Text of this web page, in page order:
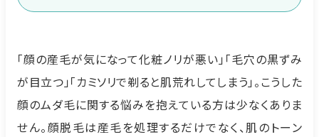
「顔の産毛が気になって化粧ノリが悪い」「毛穴の黒ずみ
が目立つ」「カミソリで剃ると肌荒れしてしまう」。こうした
顔のムダ毛に関する悩みを抱えている方は少なくありま
せん。顔脱毛は産毛を処理するだけでなく、肌のトーン